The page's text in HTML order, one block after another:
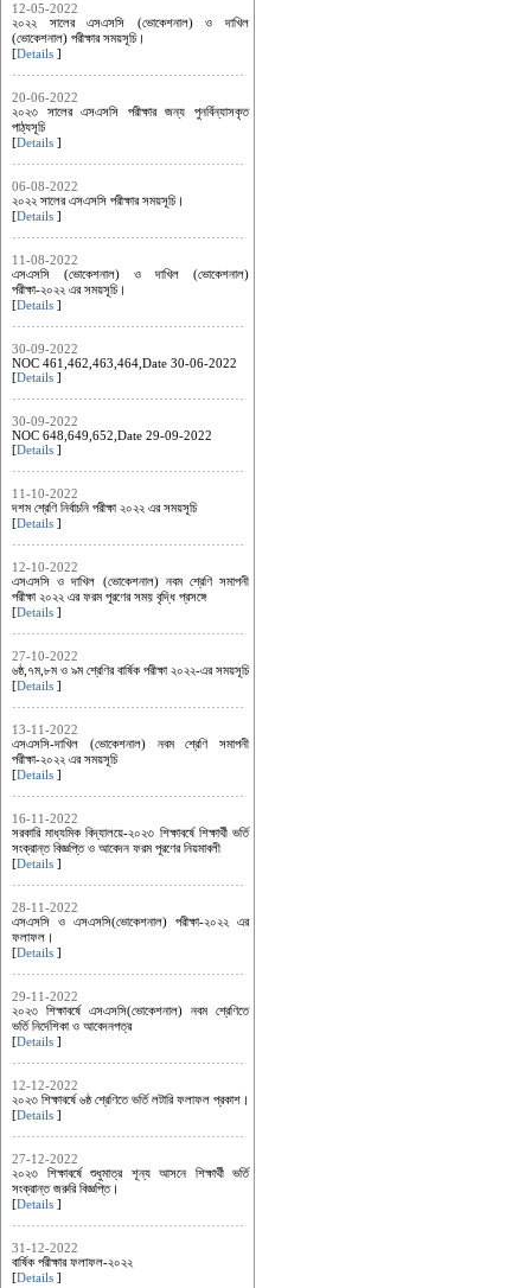
12-05-2022
২০২২ সালের এসএসসি (ভোকেশনাল) ও দাখিল
(ভোকেশনাল) পরীক্ষার সময়সূচি।
[Details ]
20-06-2022
২০২৩ সালের এসএসসি পরীক্ষার জন্য পুনর্বিন্যাসকৃত
পাঠ্যসূচি
[Details ]
06-08-2022
২০২২ সালের এসএসসি পরীক্ষার সময়সূচি।
[Details ]
11-08-2022
এসএসসি (ভোকেশনাল) ও দাখিল (ভোকেশনাল)
পরীক্ষা-২০২২ এর সময়সূচি।
[Details ]
30-09-2022
NOC 461,462,463,464,Date 30-06-2022
[Details ]
30-09-2022
NOC 648,649,652,Date 29-09-2022
[Details ]
11-10-2022
দশম শ্রেণি নির্বাচনি পরীক্ষা ২০২২ এর সময়সূচি
[Details ]
12-10-2022
এসএসসি ও দাখিল (ভোকেশনাল) নবম শ্রেণি সমাপনী
পরীক্ষা ২০২২ এর ফরম পূরণের সময় বৃদ্ধি প্রসঙ্গে
[Details ]
27-10-2022
৬ষ্ঠ,৭ম,৮ম ও ৯ম শ্রেণির বার্ষিক পরীক্ষা ২০২২-এর সময়সূচি
[Details ]
13-11-2022
এসএসসি-দাখিল (ভোকেশনাল) নবম শ্রেণি সমাপনী
পরীক্ষা-২০২২ এর সময়সূচি
[Details ]
16-11-2022
সরকারি মাধ্যমিক বিদ্যালয়ে-২০২৩ শিক্ষাবর্ষে শিক্ষার্থী ভর্তি
সংক্রান্ত বিজ্ঞপ্তি ও আবেদন ফরম পূরণের নিয়মাবলী
[Details ]
28-11-2022
এসএসসি ও এসএসসি(ভোকেশনাল) পরীক্ষা-২০২২ এর
ফলাফল।
[Details ]
29-11-2022
২০২৩ শিক্ষাবর্ষে এসএসসি(ভোকেশনাল) নবম শ্রেণিতে
ভর্তি নির্দেশিকা ও আবেদনপত্র
[Details ]
12-12-2022
২০২৩ শিক্ষাবর্ষে ৬ষ্ঠ শ্রেণিতে ভর্তি লটারি ফলাফল প্রকাশ।
[Details ]
27-12-2022
২০২৩ শিক্ষাবর্ষে শুধুমাত্র শূন্য আসনে শিক্ষার্থী ভর্তি
সংক্রান্ত জরুরি বিজ্ঞপ্তি।
[Details ]
31-12-2022
বার্ষিক পরীক্ষার ফলাফল-২০২২
[Details ]